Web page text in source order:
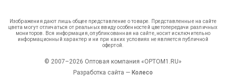
Изображения дают лишь общее представление о товаре. Представленные на сайте
цвета могут отличаться от реальных ввиду особенностей цветопередачи различных
мониторов. Вся информация, опубликованная на сайте, носит исключительно
информационный характер и ни при каких условиях не является публичной
офертой.
© 2007–2026 Оптовая компания «OPTOM1.RU»
Разработка сайта — Колесо